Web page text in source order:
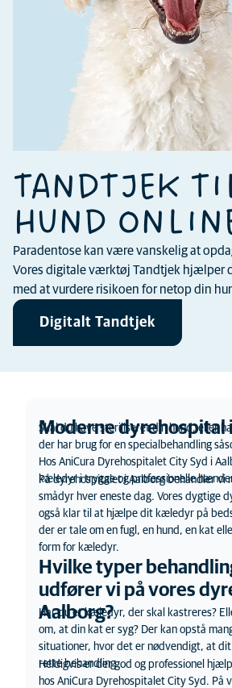
TANDTJEK
HUND
Paradentose kan være vanskelig at
Vores digitale værktøj Tandtjek hjælper
med at vurdere risikoen for netop din
Digitalt Tandtjek
Moderne dyrehospital
Skal du have steriliseret din hund, eller
der har brug for en specialbehandling
Hos AniCura Dyrehospitalet City Syd i
kæledyr i trygge og professionelle
På dyrehospitalet i Aalborg behandler vi
smådyr hver eneste dag. Vores dygtige
også klar til at hjælpe dit kæledyr på
der er tale om en fugl , en hund, en kat
form for kæledyr.
Hvilke typer
udfører vi på vores
Aalborg?
Har du et kæledyr, der skal kastreres?
om, at din kat er syg? Der kan opstå
situationer, hvor det er nødvendigt, at
rette behandling.
Heldigvis er der god og professionel
hos AniCura Dyrehospitalet City Syd . På